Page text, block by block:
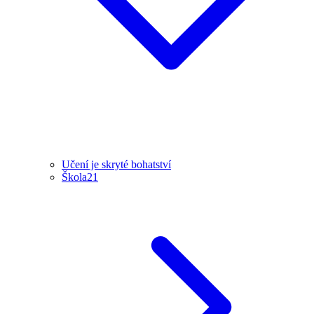
Učení je skryté bohatství
Škola21